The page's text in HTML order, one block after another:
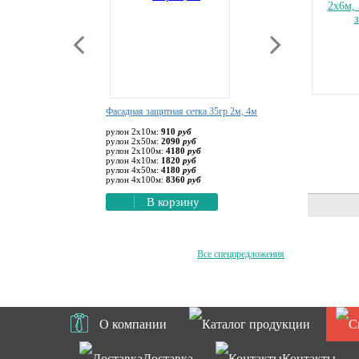
Фасадная защитная сетка 35гр 2м, 4м
рулон 2х10м:910руб
рулон 2х50м:2090руб
рулон 2х100м:4180руб
рулон 4х10м:1820руб
рулон 4х50м:4180руб
рулон 4х100м:8360руб
В корзину
Все спецпредложения
О компании Каталог продукции